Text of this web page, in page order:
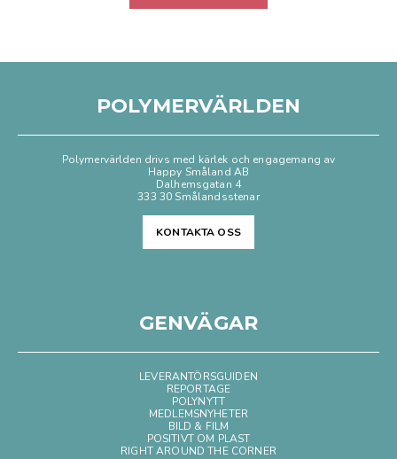
POLYMERVÄRLDEN
Polymervärlden drivs med kärlek och engagemang av
Happy Småland AB
Dalhemsgatan 4
333 30 Smålandsstenar
KONTAKTA OSS
GENVÄGAR
LEVERANTÖRSGUIDEN
REPORTAGE
POLYNYTT
MEDLEMSNYHETER
BILD & FILM
POSITIVT OM PLAST
RIGHT AROUND THE CORNER